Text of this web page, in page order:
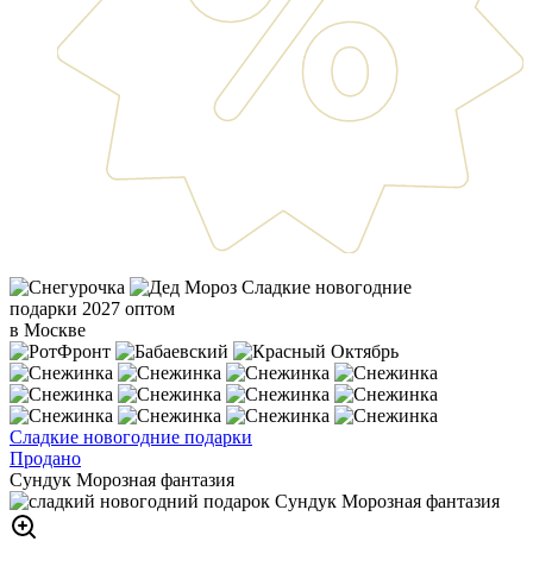
Сладкие новогодние
подарки 2027 оптом
в Москве
Сладкие новогодние подарки
Продано
Сундук Морозная фантазия